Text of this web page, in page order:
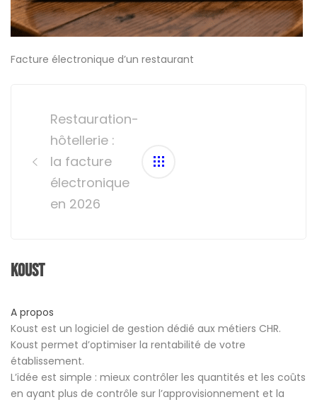
Facture électronique d’un restaurant
navigationRestauration-
hôtellerie :
la facture
électronique
en 2026
Koust
A propos
Koust est un logiciel de gestion dédié aux métiers CHR.
Koust permet d’optimiser la rentabilité de votre
établissement.
L’idée est simple : mieux contrôler les quantités et les coûts
en ayant plus de contrôle sur l’approvisionnement et la